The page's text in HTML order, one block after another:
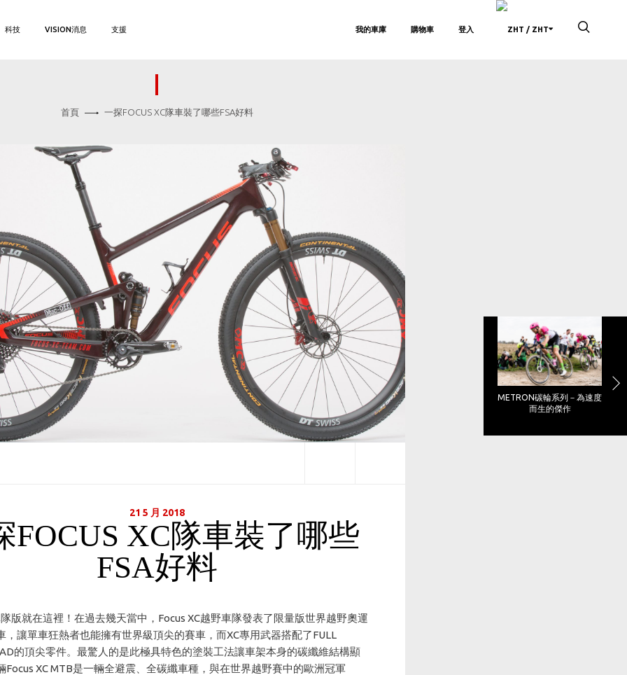
/ ZHT
我的車庫 購物車 登入
科技 VISION消息 支援
首頁 一探FOCUS XC隊車裝了哪些FSA好料
METRON碳輪系列－為速度
而生的傑作
21 5 月 2018
FOCUS XC隊車裝了哪些
FSA好料
隊版就在這裡！在過去幾天當中，Focus XC越野車隊發表了限量版世界越野奧運
，讓單車狂熱者也能擁有世界級頂尖的賽車，而XC專用武器搭配了FULL
的頂尖零件。最驚人的是此極具特色的塗裝工法讓車架本身的碳纖維結構顯
Focus XC MTB是一輛全避震、全碳纖車種，與在世界越野賽中的歐洲冠軍